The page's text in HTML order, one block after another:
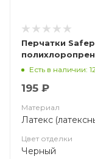
Перчатки
дл.320мм)
Есть в наличии:
195 ₽
Материал
Латекс
Цвет отделки
Черный